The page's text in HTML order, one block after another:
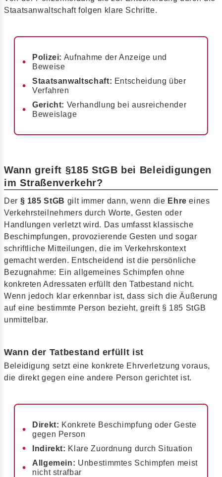
Staatsanwaltschaft folgen klare Schritte.
Polizei: Aufnahme der Anzeige und
Beweise
Staatsanwaltschaft: Entscheidung über
Verfahren
Gericht: Verhandlung bei ausreichender
Beweislage
Wann greift §185 StGB bei Beleidigungen
im Straßenverkehr?
Der § 185 StGB gilt immer dann, wenn die Ehre eines
Verkehrsteilnehmers durch Worte, Gesten oder
Handlungen verletzt wird. Das umfasst klassische
Beschimpfungen, provozierende Gesten und sogar
schriftliche Mitteilungen, die im Verkehrskontext
gemacht werden. Entscheidend ist die persönliche
Bezugnahme: Ein allgemeines Schimpfen ohne
konkreten Adressaten erfüllt den Tatbestand nicht.
Wenn jedoch klar erkennbar ist, dass sich die Äußerung
auf eine bestimmte Person bezieht, greift § 185 StGB
unmittelbar.
Wann der Tatbestand erfüllt ist
Beleidigung setzt eine konkrete Ehrverletzung voraus,
die direkt gegen eine andere Person gerichtet ist.
Direkt: Konkrete Beschimpfung oder Geste
gegen Person
Indirekt: Klare Zuordnung durch Situation
Allgemein: Unbestimmtes Schimpfen meist
nicht strafbar